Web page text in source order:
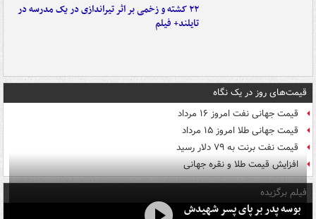
۲۲ کشته و زخمی بر اثر تیراندازی در یک مدرسه در
تایلند+ فیلم
قیمت‌های روز در یک نگاه
قیمت جهانی نفت امروز ۱۶ مرداد
قیمت جهانی طلا امروز ۱۵ مرداد
قیمت نفت برنت به ۷۹ دلار رسید
افزایش قیمت طلا و نقره جهانی
فیلم برگزیده
بوسه‌ پدر بر پای پسر شهیدش